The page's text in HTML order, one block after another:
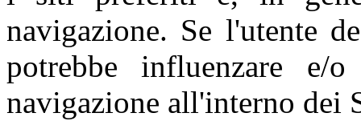
navigazione. Se l'utente
potrebbe influenzare e/
navigazione all'interno dei